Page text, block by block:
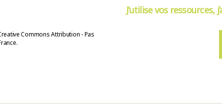
Commons Attribution - Pas
J’utilise vos